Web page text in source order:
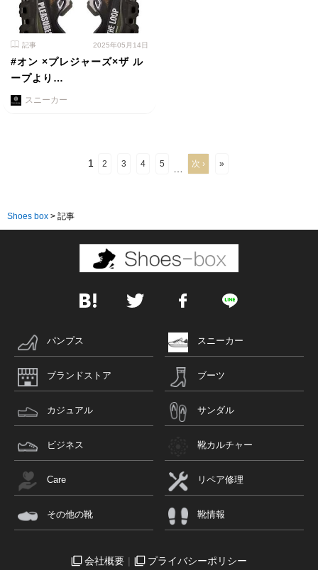
記事 2025年05月14日
#オン ×プレジャーズ×ザ ル
ープより…
スニーカー
1 2 3 4 5 次 › »
Shoes box > 記事
パンプス スニーカー
ブランドストア ブーツ
カジュアル サンダル
ビジネス 靴カルチャー
Care リペア修理
その他の靴 靴情報
会社概要 プライバシーポリシー